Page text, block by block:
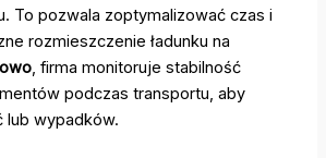
To pozwala zoptymalizować czas i
rozmieszczenie ładunku na
, firma monitoruje stabilność
podczas transportu, aby
lub wypadków.